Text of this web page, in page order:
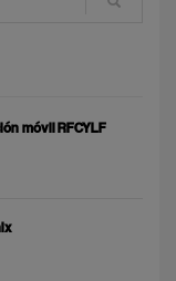
móvil RFCYLF